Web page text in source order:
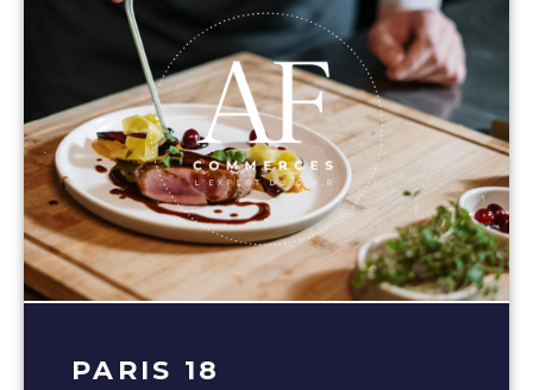
PARIS 18